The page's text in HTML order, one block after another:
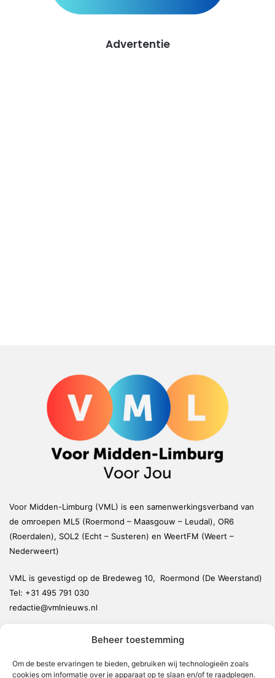
Beheer toestemming
Om de beste ervaringen te bieden, gebruiken wij technologieën zoals
cookies om informatie over je apparaat op te slaan en/of te raadplegen.
Advertentie
Voor Midden-Limburg (VML) is een samenwerkingsverband van
de omroepen ML5 (Roermond – Maasgouw – Leudal), OR6
(Roerdalen), SOL2 (Echt – Susteren) en WeertFM (Weert –
Nederweert)
VML is gevestigd op de Bredeweg 10, Roermond (De Weerstand)
Tel: +31 495 791 030
redactie@vmlnieuws.nl